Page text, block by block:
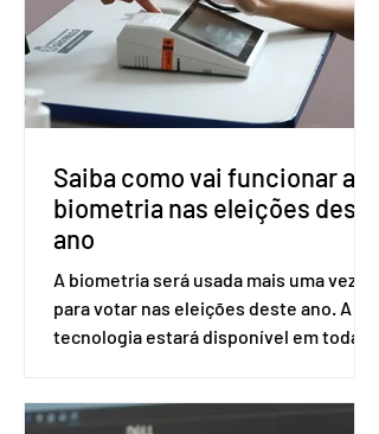
ser encaminhado pelo Ministério da
Saúde à Comissão Nacional de
Incorporação de Novas Tecnologias no
SUS (Conitec) na semana que vem. A
Conitec é um colegiado
Saiba como vai funcionar a
biometria nas eleições deste
ano
A biometria será usada mais uma vez
para votar nas eleições deste ano. A
tecnologia estará disponível em todas
Apesar da requisição, a biometria não é